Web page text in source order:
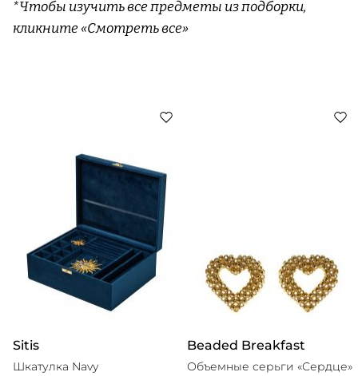
*Чтобы изучить все предметы из подборки,
кликните «Смотреть все»
Sitis
Шкатулка Navy
Beaded Breakfast
Объемные серьги «Сердце»